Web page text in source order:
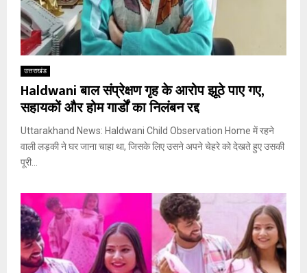
उत्तराखंड
Haldwani बाल संप्रेक्षण गृह के आरोप झूठे पाए गए,
सहायकों और होम गार्डों का निलंबन रद्द
Uttarakhand News: Haldwani Child Observation Home में रहने
वाली लड़की ने घर जाना चाहा था, जिसके लिए उसने अपने चेहरे को देखते हुए उसकी
पूरी...